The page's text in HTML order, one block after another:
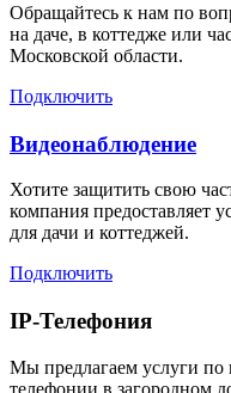
Обращайтесь к нам по
на даче, в коттедже или
Московской области.
Подключить
Видеонаблюдение
Хотите защитить свою
компания предоставляет
для дачи и коттеджей.
Подключить
IP-Телефония
Мы предлагаем услуги
телефонии в загородном